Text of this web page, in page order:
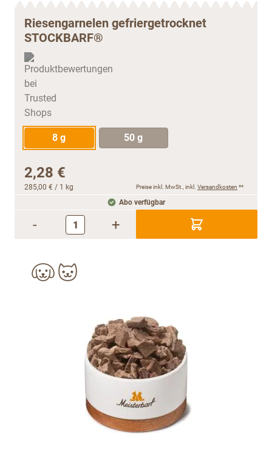
Riesengarnelen gefriergetrocknet
STOCKBARF®
8 g 50 g
2,28 €
285,00 € / 1 kg Preise inkl. MwSt., inkl. Versandkosten **
Abo verfügbar
- +